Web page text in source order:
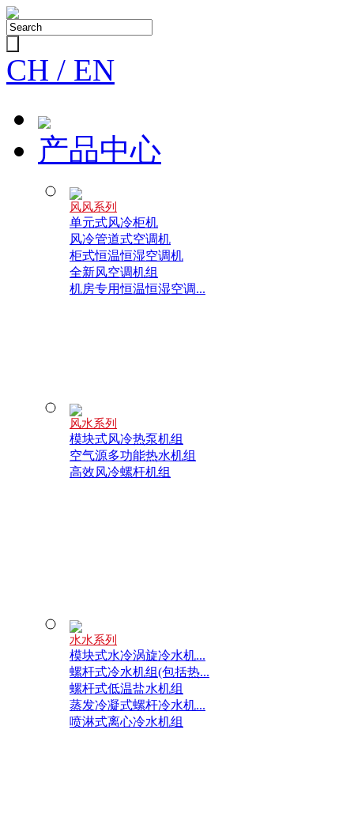
CH / EN
产品中心
风风系列
单元式风冷柜机
风冷管道式空调机
柜式恒温恒湿空调机
全新风空调机组
机房专用恒温恒湿空调...
风水系列
模块式风冷热泵机组
空气源多功能热水机组
高效风冷螺杆机组
水水系列
模块式水冷涡旋冷水机...
螺杆式冷水机组(包括热...
螺杆式低温盐水机组
蒸发冷凝式螺杆冷水机...
喷淋式离心冷水机组